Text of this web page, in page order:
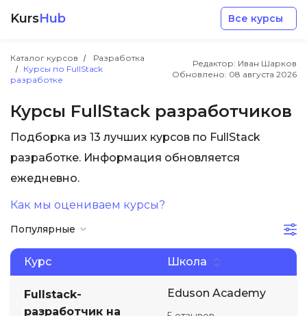
KursHub Все курсы
Каталог курсов
Разработка
Курсы по FullStack
разработке
Редактор: Иван Шарков
Обновлено: 08 августа 2026
Курсы FullStack разработчиков
Подборка из 13 лучших курсов по FullStack
разработке. Информация обновляется
ежедневно.
Как мы оцениваем курсы?
Популярные
Курс Школа
Fullstack-
разработчик на
Eduson Academy
Разработка
Маркетинг
Дизайн
Аналитика
Менеджмент